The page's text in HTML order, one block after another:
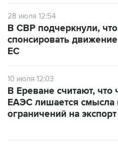
спонсировать
ЕС
ЕАЭС лишается смысла
ограничений на